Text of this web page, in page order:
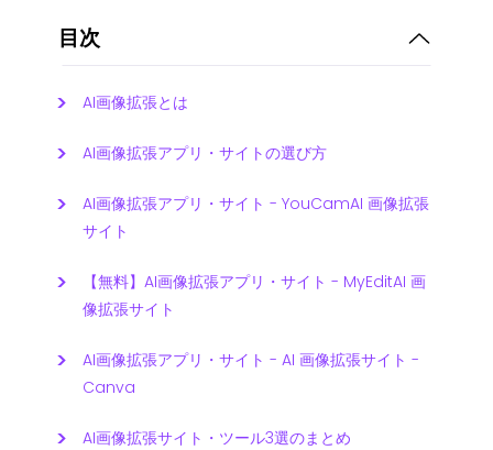
目次
AI画像拡張とは
AI画像拡張アプリ・サイトの選び方
AI画像拡張アプリ・サイト - YouCamAI 画像拡張
サイト
【無料】AI画像拡張アプリ・サイト - MyEditAI 画
像拡張サイト
AI画像拡張アプリ・サイト - AI 画像拡張サイト -
Canva
AI画像拡張サイト・ツール3選のまとめ